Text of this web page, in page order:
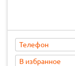
Телефон
В избранное